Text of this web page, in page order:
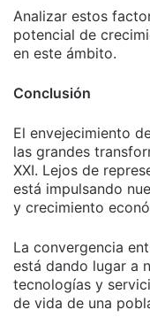
Analizar estos
potencial de
en este ámbito.
Conclusión
El envejecimiento
las grandes
XXI. Lejos de
está impulsando
y crecimiento
La convergencia
está dando lugar a
tecnologías y
de vida de una